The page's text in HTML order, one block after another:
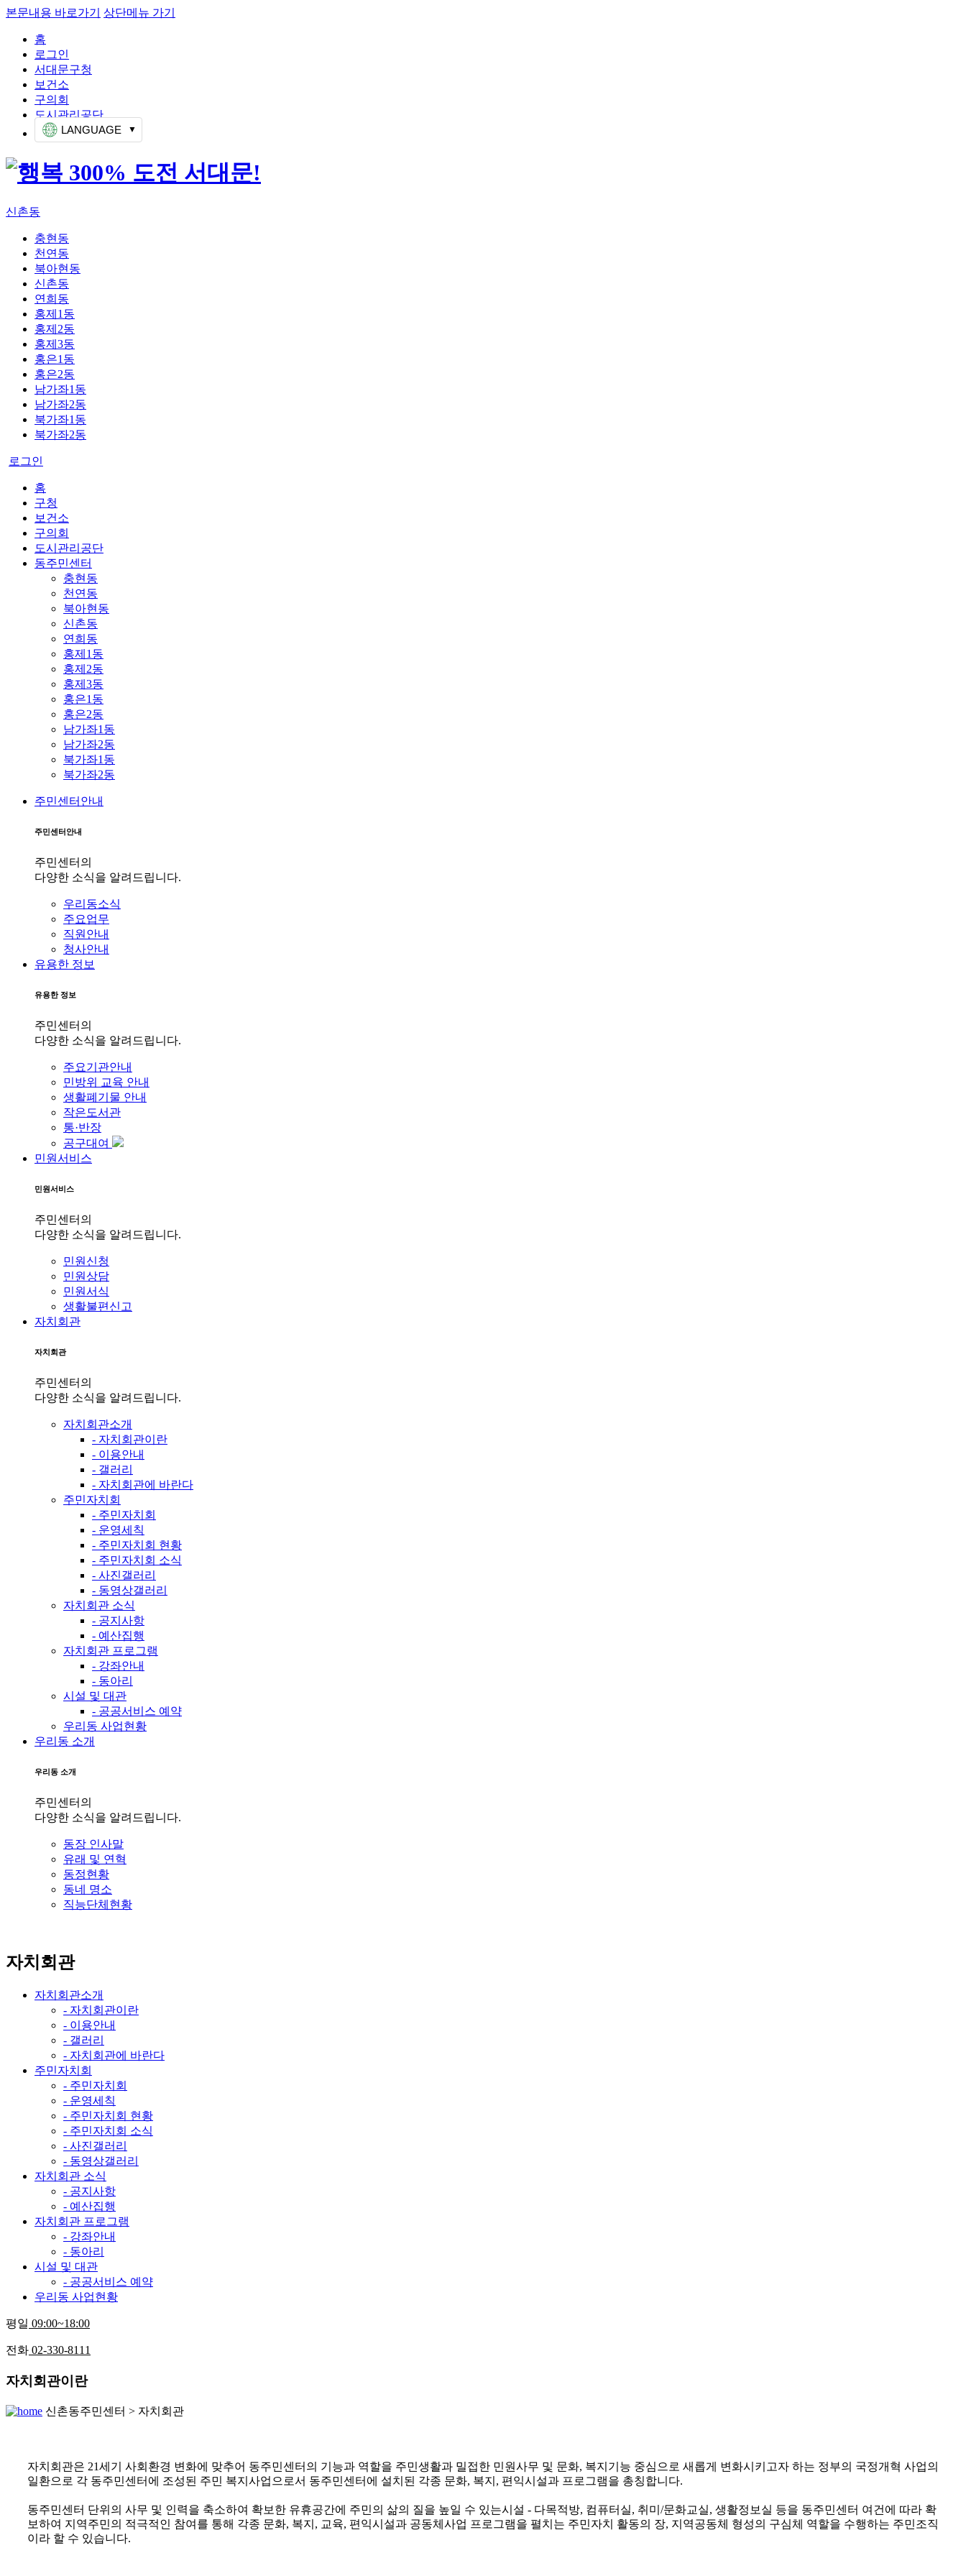
본문내용 바로가기 상단메뉴 가기
홈
로그인
서대문구청
보건소
구의회
도시관리공단
LANGUAGE
신촌동
충현동
천연동
북아현동
신촌동
연희동
홍제1동
홍제2동
홍제3동
홍은1동
홍은2동
남가좌1동
남가좌2동
북가좌1동
북가좌2동
로그인
홈
구청
보건소
구의회
도시관리공단
동주민센터
충현동
천연동
북아현동
신촌동
연희동
홍제1동
홍제2동
홍제3동
홍은1동
홍은2동
남가좌1동
남가좌2동
북가좌1동
북가좌2동
주민센터안내
주민센터안내
주민센터의
다양한 소식을 알려드립니다.
우리동소식
주요업무
직원안내
청사안내
유용한 정보
유용한 정보
주민센터의
다양한 소식을 알려드립니다.
주요기관안내
민방위 교육 안내
생활폐기물 안내
작은도서관
통·반장
공구대여
민원서비스
민원서비스
주민센터의
다양한 소식을 알려드립니다.
민원신청
민원상담
민원서식
생활불편신고
자치회관
자치회관
주민센터의
다양한 소식을 알려드립니다.
자치회관소개
- 자치회관이란
- 이용안내
- 갤러리
- 자치회관에 바란다
주민자치회
- 주민자치회
- 운영세칙
- 주민자치회 현황
- 주민자치회 소식
- 사진갤러리
- 동영상갤러리
자치회관 소식
- 공지사항
- 예산집행
자치회관 프로그램
- 강좌안내
- 동아리
시설 및 대관
- 공공서비스 예약
우리동 사업현황
우리동 소개
우리동 소개
주민센터의
다양한 소식을 알려드립니다.
동장 인사말
유래 및 연혁
동정현황
동네 명소
직능단체현황
자치회관
자치회관소개
- 자치회관이란
- 이용안내
- 갤러리
- 자치회관에 바란다
주민자치회
- 주민자치회
- 운영세칙
- 주민자치회 현황
- 주민자치회 소식
- 사진갤러리
- 동영상갤러리
자치회관 소식
- 공지사항
- 예산집행
자치회관 프로그램
- 강좌안내
- 동아리
시설 및 대관
- 공공서비스 예약
우리동 사업현황
평일 09:00~18:00
전화 02-330-8111
자치회관이란
신촌동주민센터 > 자치회관
자치회관은 21세기 사회환경 변화에 맞추어 동주민센터의 기능과 역할을 주민생활과 밀접한 민원사무 및 문화, 복지기능 중심으로 새롭게 변화시키고자 하는 정부의 국정개혁 사업의
일환으로 각 동주민센터에 조성된 주민 복지사업으로서 동주민센터에 설치된 각종 문화, 복지, 편익시설과 프로그램을 총칭합니다.
동주민센터 단위의 사무 및 인력을 축소하여 확보한 유휴공간에 주민의 삶의 질을 높일 수 있는시설 - 다목적방, 컴퓨터실, 취미/문화교실, 생활정보실 등을 동주민센터 여건에 따라 확
보하여 지역주민의 적극적인 참여를 통해 각종 문화, 복지, 교육, 편익시설과 공동체사업 프로그램을 펼치는 주민자치 활동의 장, 지역공동체 형성의 구심체 역할을 수행하는 주민조직
이라 할 수 있습니다.